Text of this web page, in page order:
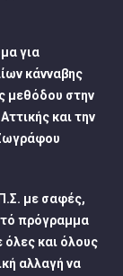
για
κάνναβης
μεθόδου στην
και την
με σαφές,
πρόγραμμα
όλες και όλους
αλλαγή να